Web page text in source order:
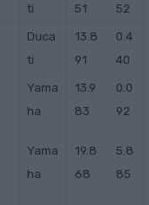
ti 51 52
Duca
ti
13.8
91
0.4
40
Yama
ha
13.9
83
0.0
92
Yama
ha
19.8
68
5.8
85